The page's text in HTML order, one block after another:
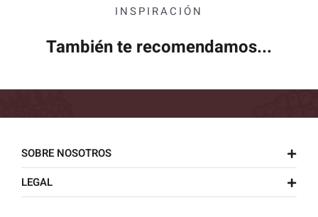
INSPIRACIÓN
También te recomendamos...
SOBRE NOSOTROS
LEGAL